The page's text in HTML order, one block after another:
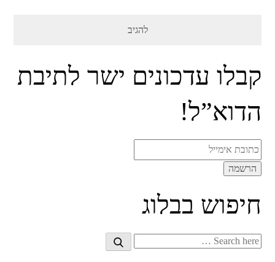
קבלו עדכונים ישר לתיבת
הדוא”ל!
חיפוש בבלוג
Search
Search